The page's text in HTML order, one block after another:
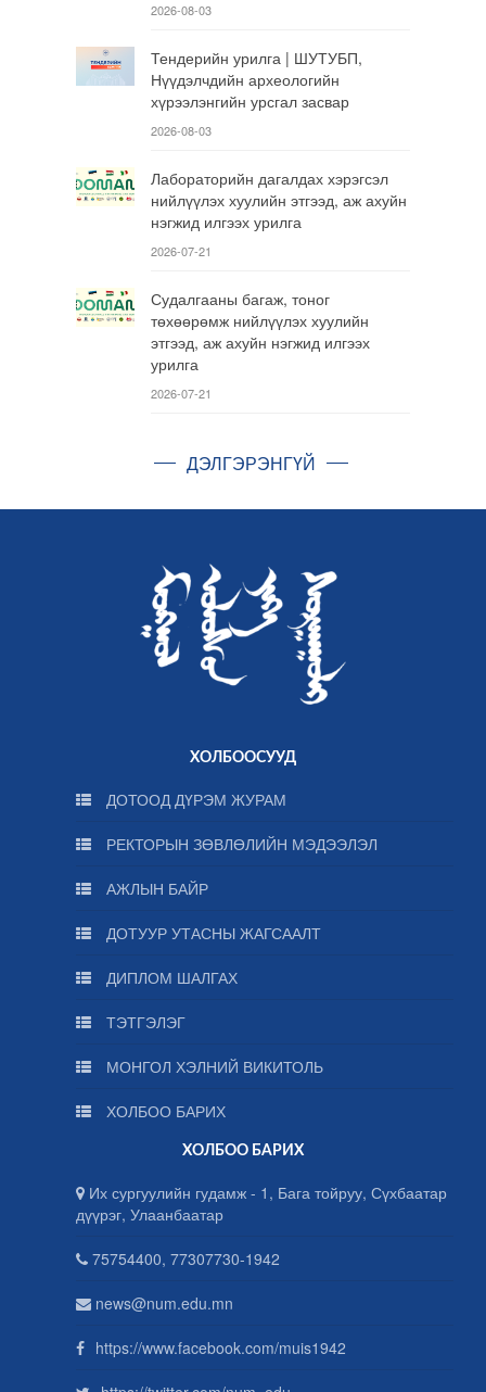
2026-08-03
Тендерийн урилга | ШУТУБП,
Нүүдэлчдийн археологийн
хүрээлэнгийн урсгал засвар
2026-08-03
Лабораторийн дагалдах хэрэгсэл
нийлүүлэх хуулийн этгээд, аж ахуйн
нэгжид илгээх урилга
2026-07-21
Судалгааны багаж, тоног
төхөөрөмж нийлүүлэх хуулийн
этгээд, аж ахуйн нэгжид илгээх
урилга
2026-07-21
ДЭЛГЭРЭНГҮЙ
ХОЛБООСУУД
ДОТООД ДҮРЭМ ЖУРАМ
РЕКТОРЫН ЗӨВЛӨЛИЙН МЭДЭЭЛЭЛ
АЖЛЫН БАЙР
ДОТУУР УТАСНЫ ЖАГСААЛТ
ДИПЛОМ ШАЛГАХ
ТЭТГЭЛЭГ
МОНГОЛ ХЭЛНИЙ ВИКИТОЛЬ
ХОЛБОО БАРИХ
ХОЛБОО БАРИХ
Их сургуулийн гудамж - 1, Бага тойруу, Сүхбаатар
дүүрэг, Улаанбаатар
75754400, 77307730-1942
news@num.edu.mn
https://www.facebook.com/muis1942